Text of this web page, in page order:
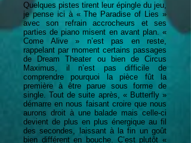
Quelques pistes tirent leur épingle du jeu,
je pense ici à « The Paradise of Lies »
avec son refrain accrocheurs et ses
parties de piano misent en avant plan. «
Come Alive » n’est pas en reste,
rappelant par moment certains passages
de Dream Theater ou bien de Circus
Maximus, il n’est pas difficile de
comprendre pourquoi la pièce fût la
première à être parue sous forme de
single. Tout de suite après, « Butterfly »
démarre en nous faisant croire que nous
aurons droit à une balade mais celle-ci
devient de plus en plus énergique au fil
des secondes, laissant à la fin un goût
bien différent en bouche. C’est plutôt «